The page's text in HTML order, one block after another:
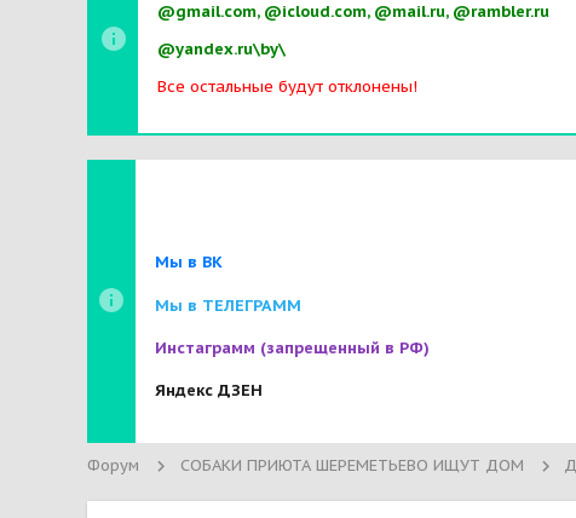
@gmail.com, @icloud.com, @mail.ru, @rambler.ru
@yandex.ru\by\
Все остальные будут отклонены!
Мы в ВК
Мы в ТЕЛЕГРАММ
Инстаграмм (запрещенный в РФ)
Яндекс ДЗЕН
Форум СОБАКИ ПРИЮТА ШЕРЕМЕТЬЕВО ИЩУТ ДОМ